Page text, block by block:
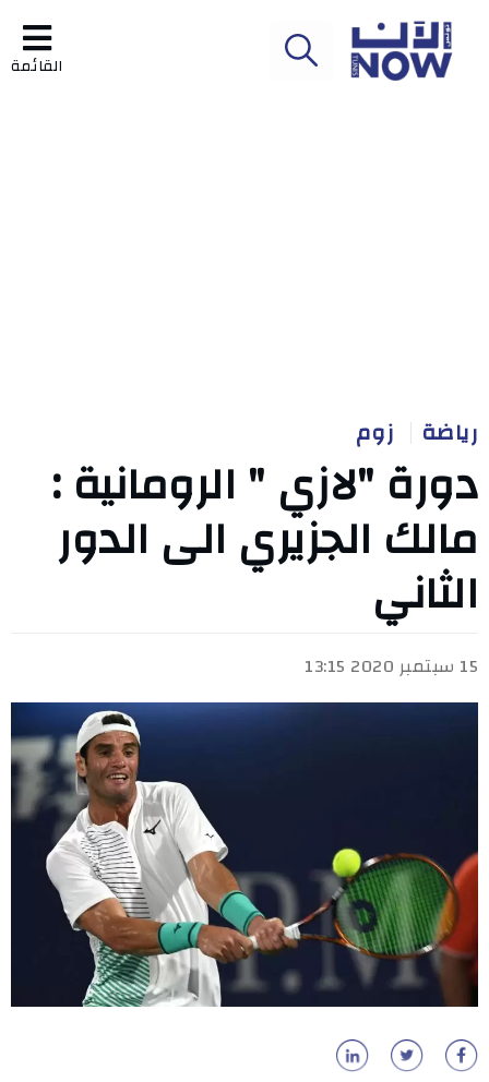
القائمة
رياضة زوم
دورة "لازي " الرومانية :
مالك الجزيري الى الدور
الثاني
15 سبتمبر 2020 13:15